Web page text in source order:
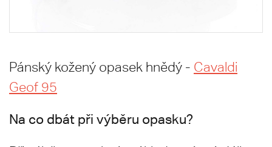
Pánský kožený opasek hnědý - Cavaldi
Geof 95
Na co dbát při výběru opasku?